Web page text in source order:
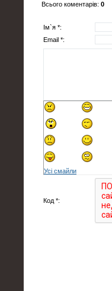
Всього коментарів: 0
Ім`я *:
Email *:
Усі смайли
Код *: